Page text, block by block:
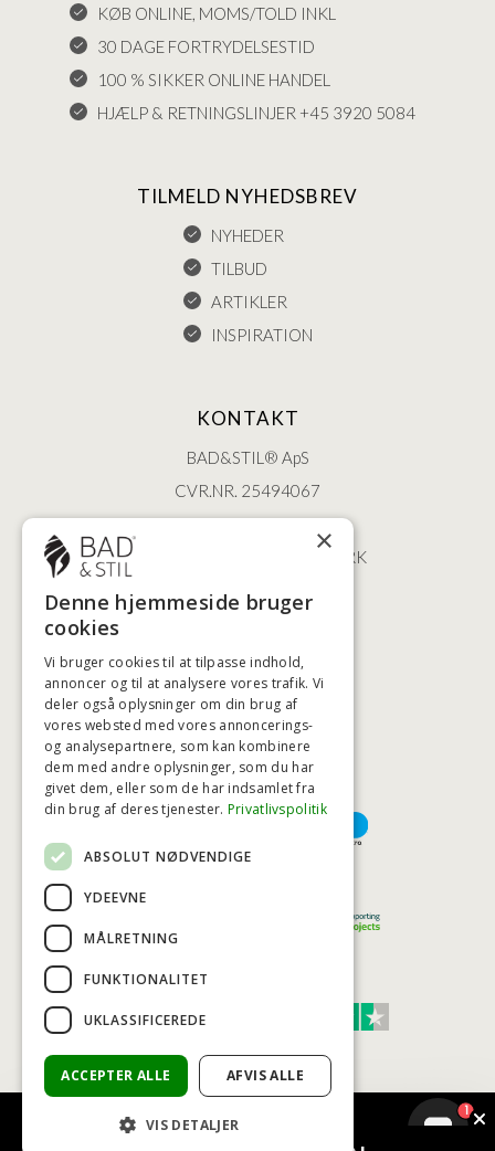
KØB ONLINE, MOMS/TOLD INKL
30 DAGE FORTRYDELSESTID
100 % SIKKER ONLINE HANDEL
HJÆLP & RETNINGSLINJER +45 3920 5084
TILMELD NYHEDSBREV
NYHEDER
TILBUD
ARTIKLER
INSPIRATION
KONTAKT
BAD&STIL® ApS
CVR.NR. 25494067
ØSTERBROGADE 202
2100 KØBENHAVN • DANMARK
+45 3920 5084
HØJESTE KREDITVÆRDIGHED
BETALINGSMULIGHEDER
TRUST SCORE 4,7
© COPYRIGHT - BAD&STIL® ApS 2026
×
Denne hjemmeside bruger
cookies
Vi bruger cookies til at tilpasse indhold,
annoncer og til at analysere vores trafik. Vi
deler også oplysninger om din brug af
vores websted med vores annoncerings-
og analysepartnere, som kan kombinere
dem med andre oplysninger, som du har
givet dem, eller som de har indsamlet fra
din brug af deres tjenester. Privatlivspolitik
ABSOLUT NØDVENDIGE
YDEEVNE
MÅLRETNING
FUNKTIONALITET
UKLASSIFICEREDE
ACCEPTER ALLE AFVIS ALLE
VIS DETALJER
1